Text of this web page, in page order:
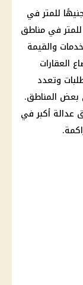
من 50 جنيهًا للمتر في
وتصل إلى 2500 جنيه للمتر في مناطق
والقيمة
العقارات
وتعدد
المناطق.
عدالة أكبر في